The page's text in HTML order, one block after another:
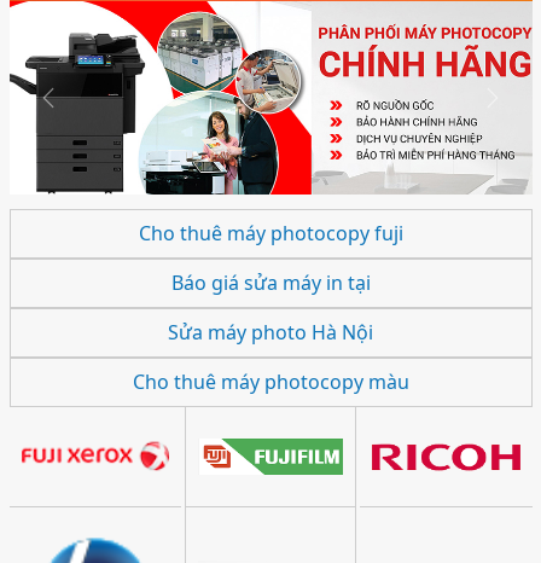
Previous
Cho thuê máy photocopy fuji
Báo giá sửa máy in tại
Sửa máy photo Hà Nội
Cho thuê máy photocopy màu